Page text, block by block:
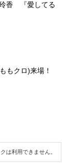
香 『愛してる
もクロ)来場！
は利用できません。